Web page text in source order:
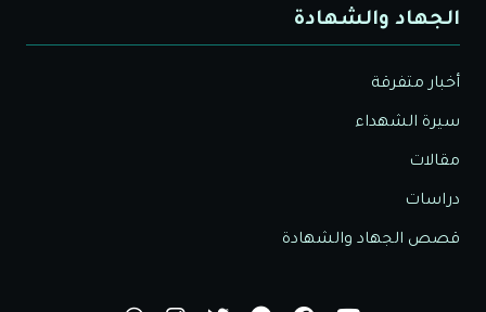
الجهاد والشهادة
أخبار متفرقة
سيرة الشهداء
مقالات
دراسات
قصص الجهاد والشهادة